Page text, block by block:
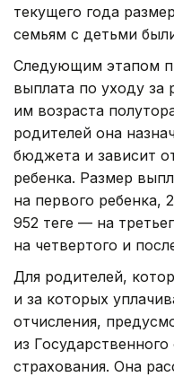
текущего года
семьям с детьми
Следующим этапом
выплата по уходу за
им возраста
родителей она
бюджета и зависит
ребенка. Размер
на первого ребенка,
952 теңге — на
на четвертого и
Для родителей,
и за которых
отчисления,
из
страхования. Она